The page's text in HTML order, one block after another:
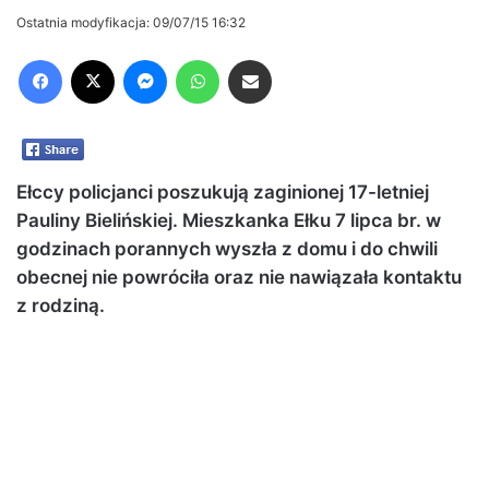
Ostatnia modyfikacja: 09/07/15 16:32
Ełccy policjanci poszukują zaginionej 17-letniej
Pauliny Bielińskiej. Mieszkanka Ełku 7 lipca br. w
godzinach porannych wyszła z domu i do chwili
obecnej nie powróciła oraz nie nawiązała kontaktu
z rodziną.